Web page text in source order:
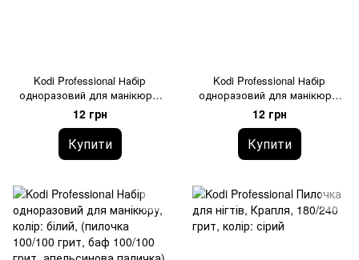
Kodi Professional Набір
одноразовий для манікюру,
колір: білий, (пилочка 120/120
грит, баф 120/120 грит,
апельсинова паличка)
12 грн
Купити
Kodi Professional Набір
одноразовий для манікюру,
колір: зелений, (пилочка
120/120 грит, баф 120/120
грит, апельсинова паличка)
12 грн
Купити